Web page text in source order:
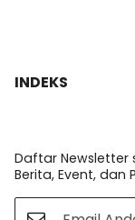
INDEKS
Daftar Newsletter
Berita, Event, dan